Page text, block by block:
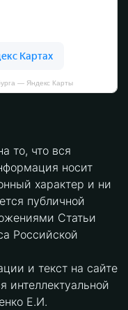
— Яндекс Карты
то, что вся
носит
характер и ни
публичной
Статьи
Российской
и текст на сайте
интеллектуальной
Е.И.